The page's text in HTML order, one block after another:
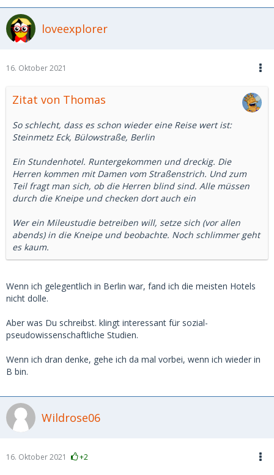
loveexplorer
16. Oktober 2021
Zitat von Thomas
So schlecht, dass es schon wieder eine Reise wert ist:
Steinmetz Eck, Bülowstraße, Berlin
Ein Stundenhotel. Runtergekommen und dreckig. Die
Herren kommen mit Damen vom Straßenstrich. Und zum
Teil fragt man sich, ob die Herren blind sind. Alle müssen
durch die Kneipe und checken dort auch ein
Wer ein Mileustudie betreiben will, setze sich (vor allen
abends) in die Kneipe und beobachte. Noch schlimmer geht
es kaum.
Wenn ich gelegentlich in Berlin war, fand ich die meisten Hotels
nicht dolle.
Aber was Du schreibst. klingt interessant für sozial-
pseudowissenschaftliche Studien.
Wenn ich dran denke, gehe ich da mal vorbei, wenn ich wieder in
B bin.
Wildrose06
16. Oktober 2021 +2